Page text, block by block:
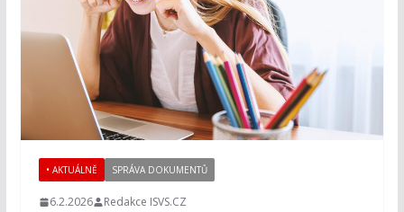
• AKTUÁLNĚ SPRÁVA DOKUMENTŮ
6.2.2026
Redakce ISVS.CZ